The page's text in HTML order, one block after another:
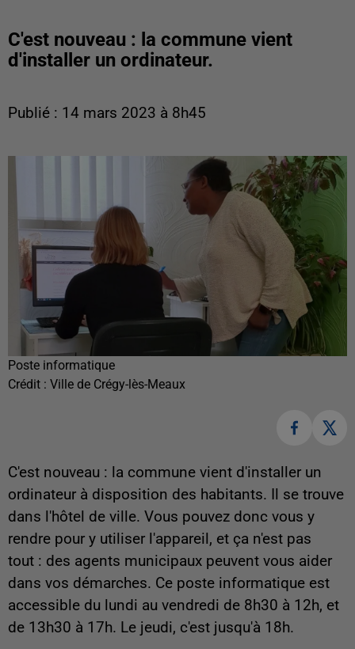
C'est nouveau : la commune vient
d'installer un ordinateur.
Publié : 14 mars 2023 à 8h45
Poste informatique
Crédit : Ville de Crégy-lès-Meaux
C'est nouveau : la commune vient d'installer un
ordinateur à disposition des habitants. Il se trouve
dans l'hôtel de ville. Vous pouvez donc vous y
rendre pour y utiliser l'appareil, et ça n'est pas
tout : des agents municipaux peuvent vous aider
dans vos démarches. Ce poste informatique est
accessible du lundi au vendredi de 8h30 à 12h, et
de 13h30 à 17h. Le jeudi, c'est jusqu'à 18h.